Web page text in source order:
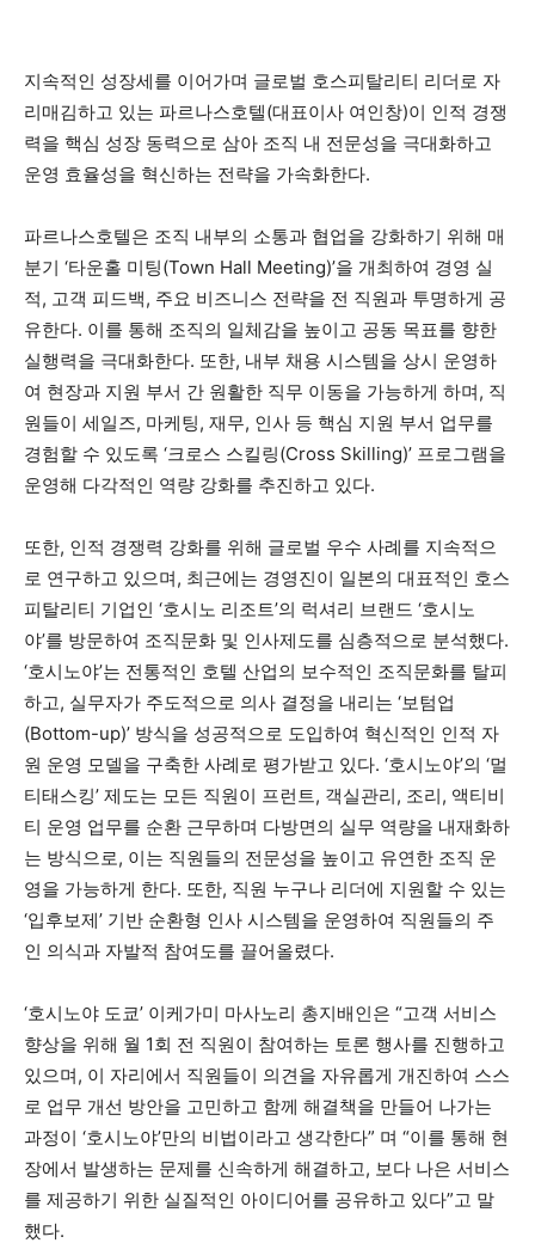
지속적인 성장세를 이어가며 글로벌 호스피탈리티 리더로 자
리매김하고 있는 파르나스호텔(대표이사 여인창)이 인적 경쟁
력을 핵심 성장 동력으로 삼아 조직 내 전문성을 극대화하고
운영 효율성을 혁신하는 전략을 가속화한다.
파르나스호텔은 조직 내부의 소통과 협업을 강화하기 위해 매
분기 ‘타운홀 미팅(Town Hall Meeting)’을 개최하여 경영 실
적, 고객 피드백, 주요 비즈니스 전략을 전 직원과 투명하게 공
유한다. 이를 통해 조직의 일체감을 높이고 공동 목표를 향한
실행력을 극대화한다. 또한, 내부 채용 시스템을 상시 운영하
여 현장과 지원 부서 간 원활한 직무 이동을 가능하게 하며, 직
원들이 세일즈, 마케팅, 재무, 인사 등 핵심 지원 부서 업무를
경험할 수 있도록 ‘크로스 스킬링(Cross Skilling)’ 프로그램을
운영해 다각적인 역량 강화를 추진하고 있다.
또한, 인적 경쟁력 강화를 위해 글로벌 우수 사례를 지속적으
로 연구하고 있으며, 최근에는 경영진이 일본의 대표적인 호스
피탈리티 기업인 ‘호시노 리조트’의 럭셔리 브랜드 ‘호시노
야’를 방문하여 조직문화 및 인사제도를 심층적으로 분석했다.
‘호시노야’는 전통적인 호텔 산업의 보수적인 조직문화를 탈피
하고, 실무자가 주도적으로 의사 결정을 내리는 ‘보텀업
(Bottom-up)’ 방식을 성공적으로 도입하여 혁신적인 인적 자
원 운영 모델을 구축한 사례로 평가받고 있다. ‘호시노야’의 ‘멀
티태스킹’ 제도는 모든 직원이 프런트, 객실관리, 조리, 액티비
티 운영 업무를 순환 근무하며 다방면의 실무 역량을 내재화하
는 방식으로, 이는 직원들의 전문성을 높이고 유연한 조직 운
영을 가능하게 한다. 또한, 직원 누구나 리더에 지원할 수 있는
‘입후보제’ 기반 순환형 인사 시스템을 운영하여 직원들의 주
인 의식과 자발적 참여도를 끌어올렸다.
‘호시노야 도쿄’ 이케가미 마사노리 총지배인은 “고객 서비스
향상을 위해 월 1회 전 직원이 참여하는 토론 행사를 진행하고
있으며, 이 자리에서 직원들이 의견을 자유롭게 개진하여 스스
로 업무 개선 방안을 고민하고 함께 해결책을 만들어 나가는
과정이 ‘호시노야’만의 비법이라고 생각한다” 며 “이를 통해 현
장에서 발생하는 문제를 신속하게 해결하고, 보다 나은 서비스
를 제공하기 위한 실질적인 아이디어를 공유하고 있다”고 말
했다.